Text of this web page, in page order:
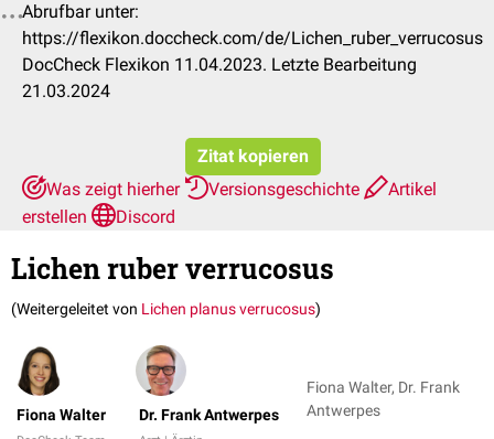
Abrufbar unter:
https://flexikon.doccheck.com/de/Lichen_ruber_verrucosus
DocCheck Flexikon 11.04.2023. Letzte Bearbeitung
21.03.2024
Zitat kopieren
Was zeigt hierher
Versionsgeschichte
Artikel
erstellen
Discord
Lichen ruber verrucosus
(Weitergeleitet von Lichen planus verrucosus)
Fiona Walter Dr. Frank Antwerpes
Fiona Walter, Dr. Frank
Antwerpes